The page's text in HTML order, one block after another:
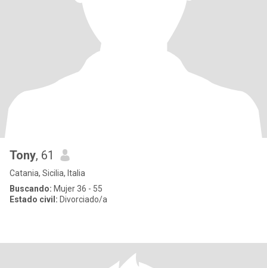
Tony, 61
Catania, Sicilia, Italia
Buscando: Mujer 36 - 55
Estado civil: Divorciado/a